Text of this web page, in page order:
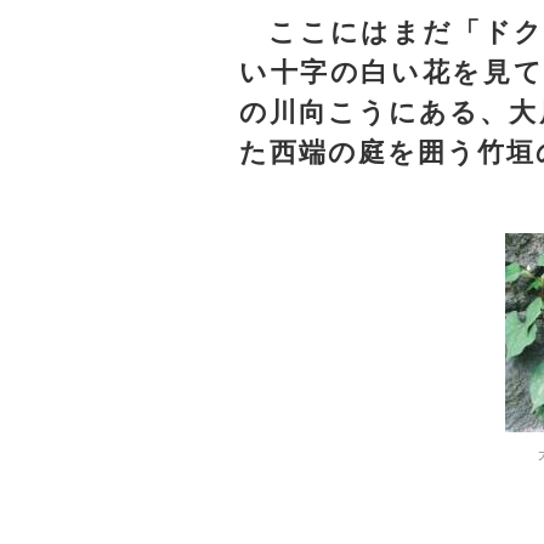
ここにはまだ「ドク
い十字の白い花を見
の川向こうにある、
た西端の庭を囲う竹